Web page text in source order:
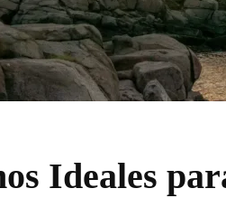
Ideales